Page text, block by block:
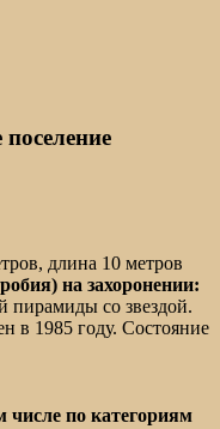
длина 10 метров
на захоронении:
пирамиды со звездой.
в 1985 году. Состояние
числе по категориям